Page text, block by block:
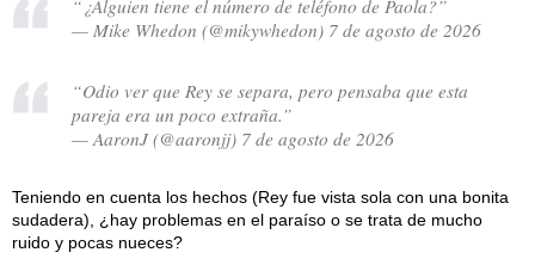
“¿Alguien tiene el número de teléfono de Paola?”
— Mike Whedon (@mikywhedon) 7 de agosto de 2026
“Odio ver que Rey se separa, pero pensaba que esta
pareja era un poco extraña.”
— AaronJ (@aaronjj) 7 de agosto de 2026
Teniendo en cuenta los hechos (Rey fue vista sola con una bonita
sudadera), ¿hay problemas en el paraíso o se trata de mucho
ruido y pocas nueces?